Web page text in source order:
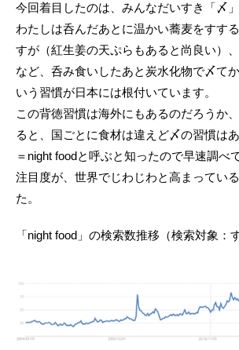
今回着目したのは、みんなだいすき「〆」
わたしは呑んだあとに温かい蕎麦をすす
すが（紅生姜の天ぷらもあると尚良い）
など、呑み食いしたあと炭水化物で〆て
いう習慣が日本には根付いています。
この背徳習慣は海外にもあるのだろうか
ると、国ごとに食材は違えど〆の習慣は
＝night foodと呼ぶと知ったので早速調べ
注目度が、世界でじわじわと高まってい
た。
「night food」の検索数推移（検索対象：